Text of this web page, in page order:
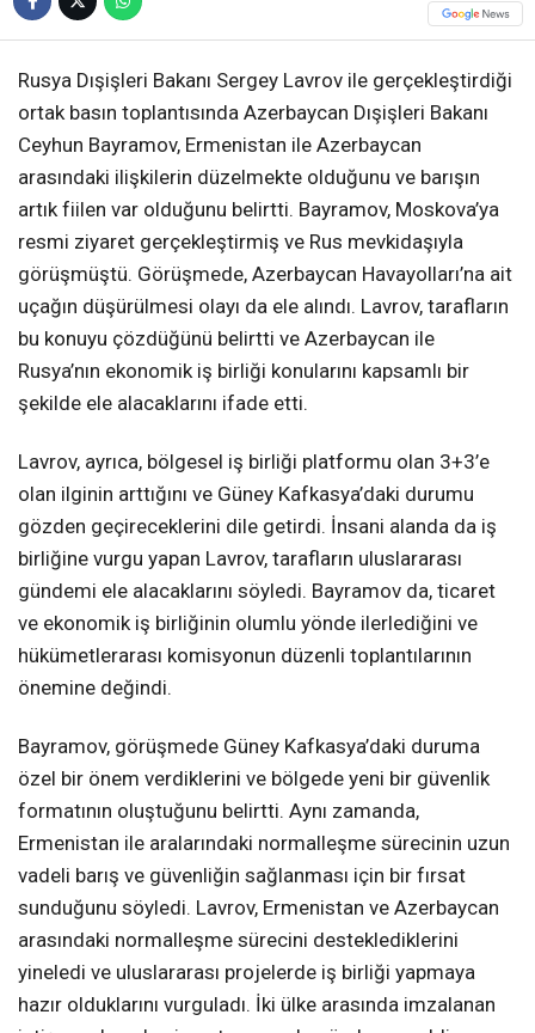
Rusya Dışişleri Bakanı Sergey Lavrov ile gerçekleştirdiği
ortak basın toplantısında Azerbaycan Dışişleri Bakanı
Ceyhun Bayramov, Ermenistan ile Azerbaycan
arasındaki ilişkilerin düzelmekte olduğunu ve barışın
artık fiilen var olduğunu belirtti. Bayramov, Moskova’ya
resmi ziyaret gerçekleştirmiş ve Rus mevkidaşıyla
görüşmüştü. Görüşmede, Azerbaycan Havayolları’na ait
uçağın düşürülmesi olayı da ele alındı. Lavrov, tarafların
bu konuyu çözdüğünü belirtti ve Azerbaycan ile
Rusya’nın ekonomik iş birliği konularını kapsamlı bir
şekilde ele alacaklarını ifade etti.
Lavrov, ayrıca, bölgesel iş birliği platformu olan 3+3’e
olan ilginin arttığını ve Güney Kafkasya’daki durumu
gözden geçireceklerini dile getirdi. İnsani alanda da iş
birliğine vurgu yapan Lavrov, tarafların uluslararası
gündemi ele alacaklarını söyledi. Bayramov da, ticaret
ve ekonomik iş birliğinin olumlu yönde ilerlediğini ve
hükümetlerarası komisyonun düzenli toplantılarının
önemine değindi.
Bayramov, görüşmede Güney Kafkasya’daki duruma
özel bir önem verdiklerini ve bölgede yeni bir güvenlik
formatının oluştuğunu belirtti. Aynı zamanda,
Ermenistan ile aralarındaki normalleşme sürecinin uzun
vadeli barış ve güvenliğin sağlanması için bir fırsat
sunduğunu söyledi. Lavrov, Ermenistan ve Azerbaycan
arasındaki normalleşme sürecini desteklediklerini
yineledi ve uluslararası projelerde iş birliği yapmaya
hazır olduklarını vurguladı. İki ülke arasında imzalanan